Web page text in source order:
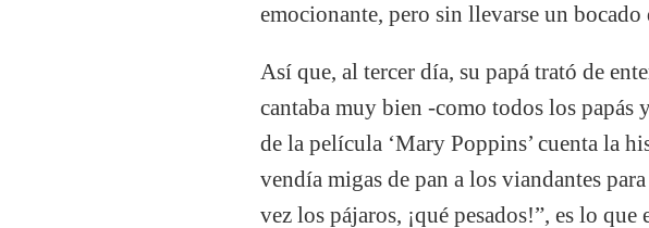
emocionante, pero sin llevarse un bocado
Así que, al tercer día, su papá trató de
cantaba muy bien -como todos los papás
de la película ‘Mary Poppins’ cuenta la
vendía migas de pan a los viandantes
vez los pájaros, ¡qué pesados!”, es lo